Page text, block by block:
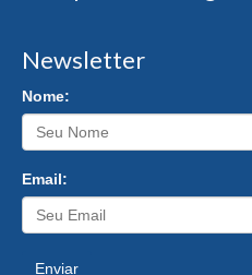
Newsletter
Nome:
Email:
Enviar